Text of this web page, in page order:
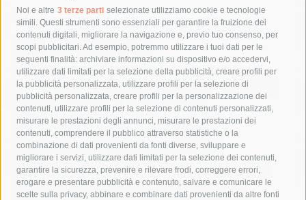
Noi e altre 3 terze parti selezionate utilizziamo cookie e tecnologie
simili. Questi strumenti sono essenziali per garantire la fruizione dei
contenuti digitali, migliorare la navigazione e, previo tuo consenso, per
scopi pubblicitari. Ad esempio, potremmo utilizzare i tuoi dati per le
seguenti finalità: archiviare informazioni su dispositivo e/o accedervi,
utilizzare dati limitati per la selezione della pubblicità, creare profili per
la pubblicità personalizzata, utilizzare profili per la selezione di
pubblicità personalizzata, creare profili per la personalizzazione dei
contenuti, utilizzare profili per la selezione di contenuti personalizzati,
misurare le prestazioni degli annunci, misurare le prestazioni dei
contenuti, comprendere il pubblico attraverso statistiche o la
combinazione di dati provenienti da fonti diverse, sviluppare e
migliorare i servizi, utilizzare dati limitati per la selezione dei contenuti,
garantire la sicurezza, prevenire e rilevare frodi, correggere errori,
erogare e presentare pubblicità e contenuto, salvare e comunicare le
scelte sulla privacy, abbinare e combinare dati provenienti da altre fonti
Tag
acqua allerta meteo
anas
area marina protetta di punta campanella
arresto
Asl Napoli 3 sud
capitaneria di porto capri
carabinieri
castellammare di stabia
circumvesuviana
comune di sorrento
concerto
contagi
costiera amalfitana
covid-19 eav
elezioni
fondazione sorrento
gori guardia costiera
incidente
lavori
lorenzo balducelli mare
massa lubrense